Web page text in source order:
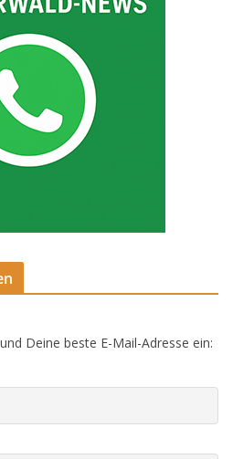
Deine beste E-Mail-Adresse ein: